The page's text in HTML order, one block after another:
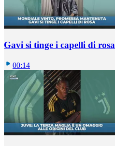
Gavi si tinge i capelli di rosa
00:14